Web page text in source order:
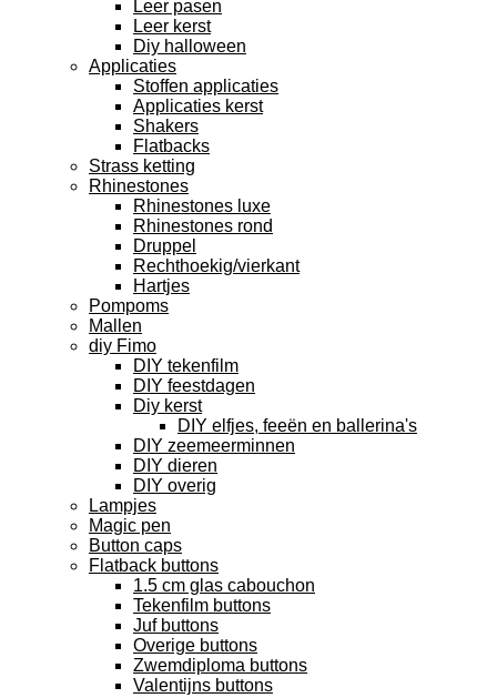
Leer pasen
Leer kerst
Diy halloween
Applicaties
Stoffen applicaties
Applicaties kerst
Shakers
Flatbacks
Strass ketting
Rhinestones
Rhinestones luxe
Rhinestones rond
Druppel
Rechthoekig/vierkant
Hartjes
Pompoms
Mallen
diy Fimo
DIY tekenfilm
DIY feestdagen
Diy kerst
DIY elfjes, feeën en ballerina's
DIY zeemeerminnen
DIY dieren
DIY overig
Lampjes
Magic pen
Button caps
Flatback buttons
1.5 cm glas cabouchon
Tekenfilm buttons
Juf buttons
Overige buttons
Zwemdiploma buttons
Valentijns buttons